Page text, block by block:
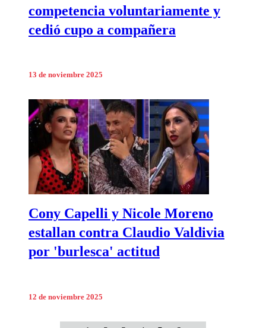
competencia voluntariamente y
cedió cupo a compañera
13 de noviembre 2025
Cony Capelli y Nicole Moreno
estallan contra Claudio Valdivia
por 'burlesca' actitud
12 de noviembre 2025